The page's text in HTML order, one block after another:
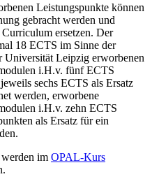
Leistungspunkte können
gebracht werden und
ersetzen. Der
18 ECTS im Sinne der
Universität Leipzig erworbenen
i.H.v. fünf ECTS
sechs ECTS als Ersatz
werden, erworbene
i.H.v. zehn ECTS
als Ersatz für ein
im OPAL-Kurs